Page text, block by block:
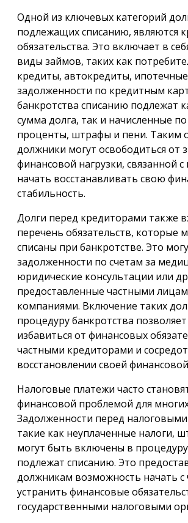
Одной из ключевых категорий
подлежащих списанию, являются
обязательства. Это включает в
виды займов, таких как
кредиты, автокредиты,
задолженности по кредитным
банкротства списанию подлежат
сумма долга, так и начисленные
проценты, штрафы и пени. Таким
должники могут освободиться от
финансовой нагрузки, связанной
начать восстанавливать свою
стабильность.
Долги перед кредиторами также
перечень обязательств, которые
списаны при банкротстве. Это
задолженности по счетам за
юридические консультации или
предоставленные частными
компаниями. Включение таких
процедуру банкротства
избавиться от финансовых
частными кредиторами и
восстановлении своей
Налоговые платежи часто
финансовой проблемой для
Задолженности перед
такие как неуплаченные налоги,
могут быть включены в
подлежат списанию. Это
должникам возможность начать с
устранить финансовые
государственными налоговыми